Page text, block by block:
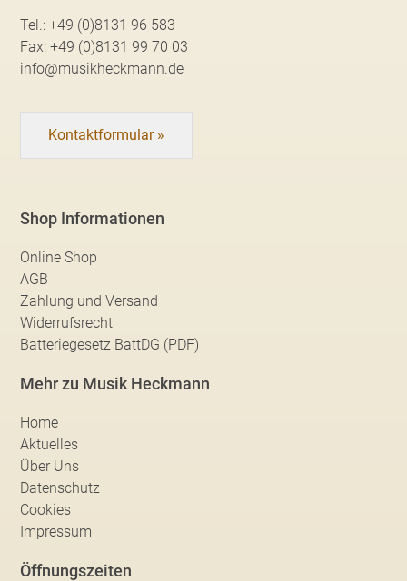
Tel.:+49 (0)8131 96 583
Fax:+49 (0)8131 99 70 03
info@musikheckmann.de
Kontaktformular »
Shop Informationen
Online Shop
AGB
Zahlung und Versand
Widerrufsrecht
Batteriegesetz BattDG (PDF)
Mehr zu Musik Heckmann
Home
Aktuelles
Über Uns
Datenschutz
Cookies
Impressum
Öffnungszeiten